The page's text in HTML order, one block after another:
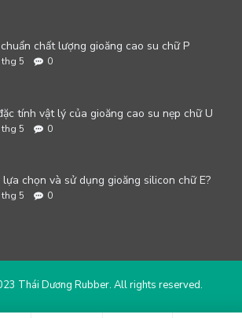
chất lượng gioăng cao su chữ P
thg 5 0
tính vật lý của gioăng cao su nẹp chữ U
thg 5 0
lựa chọn và sử dụng gioăng silicon chữ E?
thg 5 0
Thái Dương Rubber. All rights reserved.